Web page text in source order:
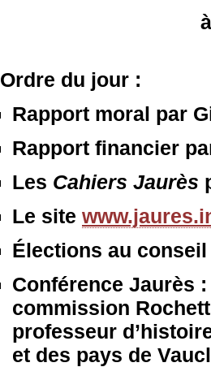
Ordre du jour :
Rapport moral par
Rapport financier
Les Cahiers Jaurès
Le site
Élections au
Conférence Jaurès :
commission
professeur
et des pays de